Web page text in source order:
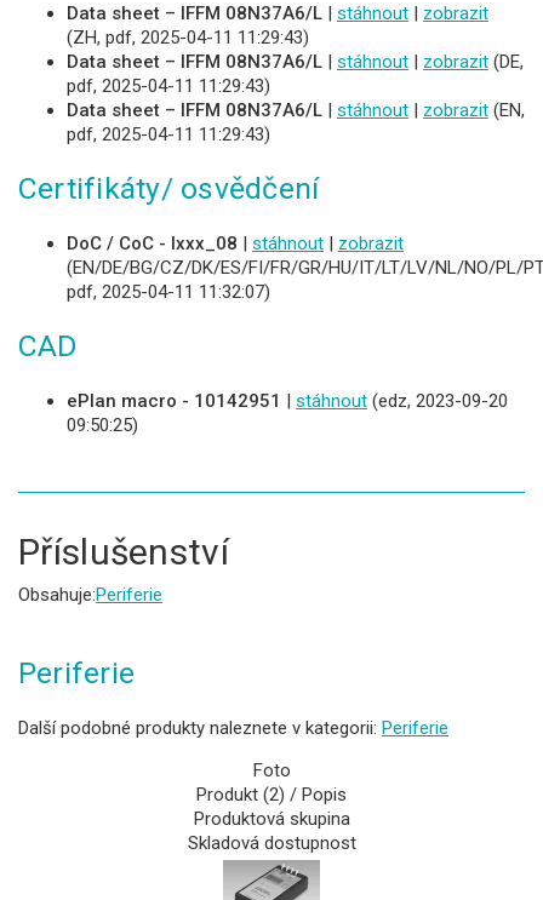
Data sheet – IFFM 08N37A6/L | stáhnout | zobrazit
(ZH, pdf, 2025-04-11 11:29:43)
Data sheet – IFFM 08N37A6/L | stáhnout | zobrazit (DE,
pdf, 2025-04-11 11:29:43)
Data sheet – IFFM 08N37A6/L | stáhnout | zobrazit (EN,
pdf, 2025-04-11 11:29:43)
Certifikáty/ osvědčení
DoC / CoC - Ixxx_08 | stáhnout | zobrazit
(EN/DE/BG/CZ/DK/ES/FI/FR/GR/HU/IT/LT/LV/NL/NO/PL/
pdf, 2025-04-11 11:32:07)
CAD
ePlan macro - 10142951 | stáhnout (edz, 2023-09-20
09:50:25)
Příslušenství
Obsahuje:Periferie
Periferie
Další podobné produkty naleznete v kategorii: Periferie
Foto
Produkt (2) / Popis
Produktová skupina
Skladová dostupnost